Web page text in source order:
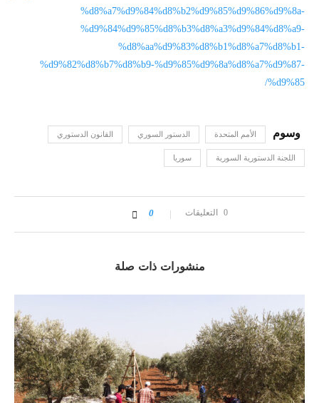
%d8%a7%d9%84%d8%b2%d9%85%d9%86%d9%8a-
%d9%84%d9%85%d8%b3%d8%a3%d9%84%d8%a9-
%d8%aa%d9%83%d8%b1%d8%a7%d8%b1-
%d9%82%d8%b7%d8%b9-%d9%85%d9%8a%d8%a7%d9%87-
%d9%85/
الأمم المتحدة الدستور السوري القانون الدستوري
اللجنة الدستورية السورية سوريا
0 التعليقات 0
منشورات ذات صلة